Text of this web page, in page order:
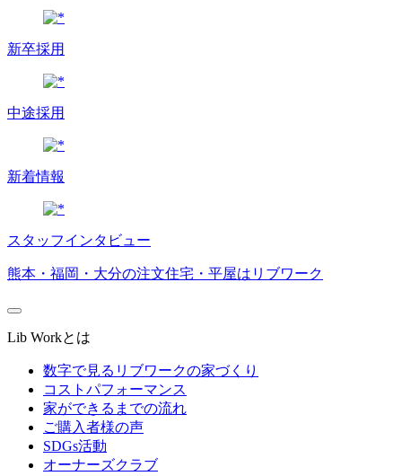
新卒採用
中途採用
新着情報
スタッフインタビュー
熊本・福岡・大分の注文住宅・平屋はリブワーク
Lib Workとは
数字で見るリブワークの家づくり
コストパフォーマンス
家ができるまでの流れ
ご購入者様の声
SDGs活動
オーナーズクラブ